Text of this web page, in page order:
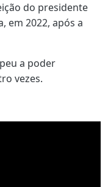
do presidente
em 2022, após a
a poder
vezes.